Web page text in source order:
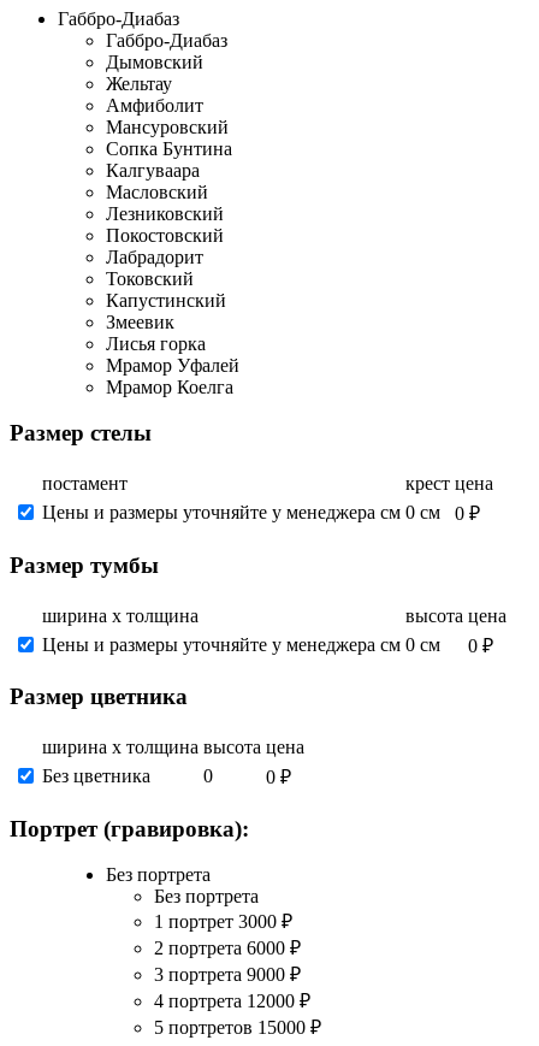
Габбро-Диабаз
Габбро-Диабаз
Дымовский
Жельтау
Амфиболит
Мансуровский
Сопка Бунтина
Калгуваара
Масловский
Лезниковский
Покостовский
Лабрадорит
Токовский
Капустинский
Змеевик
Лисья горка
Мрамор Уфалей
Мрамор Коелга
Размер стелы
постамент крест цена
Цены и размеры уточняйте у менеджера см 0 см 0 ₽
Размер тумбы
ширина х толщина высота цена
Цены и размеры уточняйте у менеджера см 0 см 0 ₽
Размер цветника
ширина х толщина высота цена
Без цветника
0 0 ₽
Портрет (гравировка):
Без портрета
Без портрета
1 портрет 3000 ₽
2 портрета 6000 ₽
3 портрета 9000 ₽
4 портрета 12000 ₽
5 портретов 15000 ₽